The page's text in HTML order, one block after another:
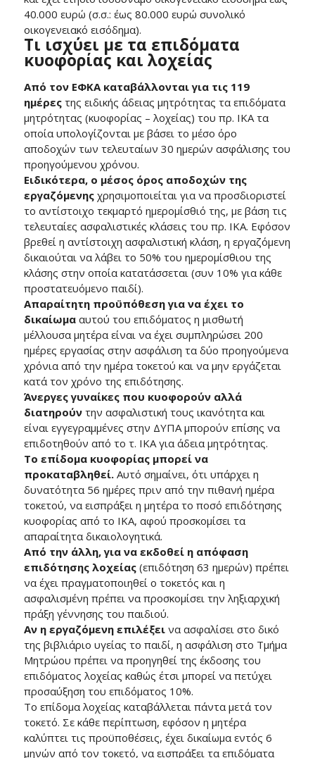
40.000 ευρώ (σ.σ.: έως 80.000 ευρώ συνολικό
οικογενειακό εισόδημα).
Τι ισχύει με τα επιδόματα
κυοφορίας και λοχείας
Από τον ΕΦΚΑ καταβάλλονται για τις 119
ημέρες της ειδικής άδειας μητρότητας τα επιδόματα
μητρότητας (κυοφορίας – λοχείας) του πρ. ΙΚΑ τα
οποία υπολογίζονται με βάσει το μέσο όρο
αποδοχών των τελευταίων 30 ημερών ασφάλισης του
προηγούμενου χρόνου.
Ειδικότερα, ο μέσος όρος αποδοχών της
εργαζόμενης χρησιμοποιείται για να προσδιοριστεί
το αντίστοιχο τεκμαρτό ημερομίσθιό της, με βάση τις
τελευταίες ασφαλιστικές κλάσεις του πρ. ΙΚΑ. Εφόσον
βρεθεί η αντίστοιχη ασφαλιστική κλάση, η εργαζόμενη
δικαιούται να λάβει το 50% του ημερομίσθιου της
κλάσης στην οποία κατατάσσεται (συν 10% για κάθε
προστατευόμενο παιδί).
Απαραίτητη προϋπόθεση για να έχει το
δικαίωμα αυτού του επιδόματος η μισθωτή
μέλλουσα μητέρα είναι να έχει συμπληρώσει 200
ημέρες εργασίας στην ασφάλιση τα δύο προηγούμενα
χρόνια από την ημέρα τοκετού και να μην εργάζεται
κατά τον χρόνο της επιδότησης.
Άνεργες γυναίκες που κυοφορούν αλλά
διατηρούν την ασφαλιστική τους ικανότητα και
είναι εγγεγραμμένες στην ΔΥΠΑ μπορούν επίσης να
επιδοτηθούν από το τ. ΙΚΑ για άδεια μητρότητας.
Το επίδομα κυοφορίας μπορεί να
προκαταβληθεί. Αυτό σημαίνει, ότι υπάρχει η
δυνατότητα 56 ημέρες πριν από την πιθανή ημέρα
τοκετού, να εισπράξει η μητέρα το ποσό επιδότησης
κυοφορίας από το ΙΚΑ, αφού προσκομίσει τα
απαραίτητα δικαιολογητικά.
Από την άλλη, για να εκδοθεί η απόφαση
επιδότησης λοχείας (επιδότηση 63 ημερών) πρέπει
να έχει πραγματοποιηθεί ο τοκετός και η
ασφαλισμένη πρέπει να προσκομίσει την ληξιαρχική
πράξη γέννησης του παιδιού.
Αν η εργαζόμενη επιλέξει να ασφαλίσει στο δικό
της βιβλιάριο υγείας το παιδί, η ασφάλιση στο Τμήμα
Μητρώου πρέπει να προηγηθεί της έκδοσης του
επιδόματος λοχείας καθώς έτσι μπορεί να πετύχει
προσαύξηση του επιδόματος 10%.
Το επίδομα λοχείας καταβάλλεται πάντα μετά τον
τοκετό. Σε κάθε περίπτωση, εφόσον η μητέρα
καλύπτει τις προϋποθέσεις, έχει δικαίωμα εντός 6
μηνών από τον τοκετό, να εισπράξει τα επιδόματα